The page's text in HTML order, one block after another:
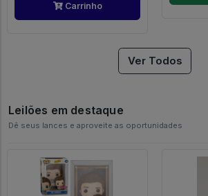
Carrinho
Ver Todos
Leilões em destaque
Dê seus lances e aproveite as oportunidades